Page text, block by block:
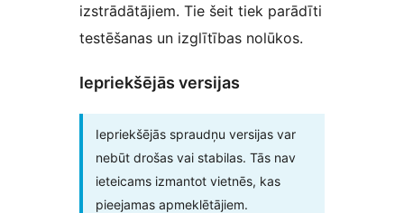
izstrādātājiem. Tie šeit tiek parādīti
testēšanas un izglītības nolūkos.
Iepriekšējās versijas
Iepriekšējās spraudņu versijas var
nebūt drošas vai stabilas. Tās nav
ieteicams izmantot vietnēs, kas
pieejamas apmeklētājiem.